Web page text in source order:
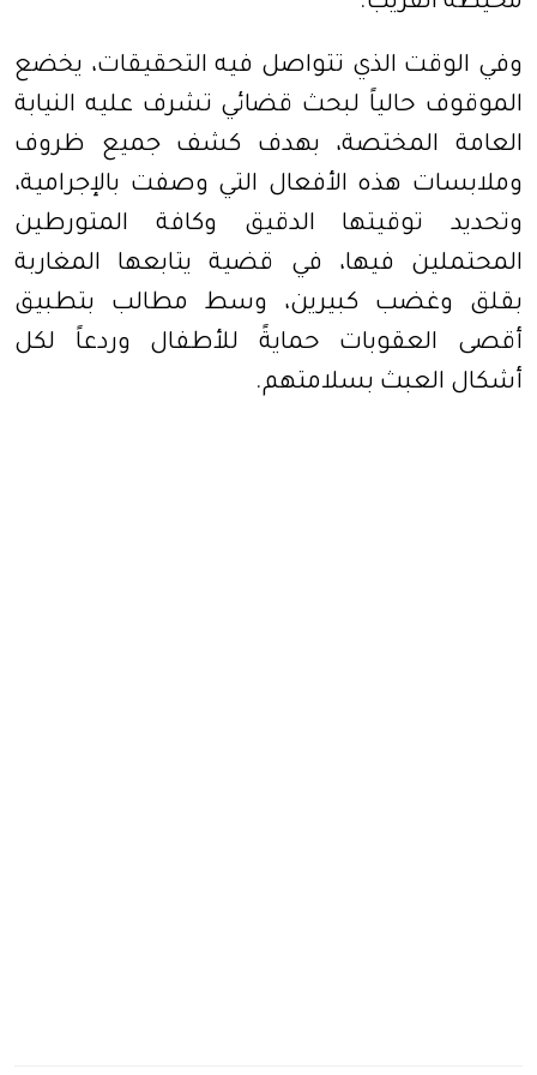
وفي الوقت الذي تتواصل فيه التحقيقات، يخضع
الموقوف حالياً لبحث قضائي تشرف عليه النيابة
العامة المختصة، بهدف كشف جميع ظروف
وملابسات هذه الأفعال التي وصفت بالإجرامية،
وتحديد توقيتها الدقيق وكافة المتورطين
المحتملين فيها، في قضية يتابعها المغاربة
بقلق وغضب كبيرين، وسط مطالب بتطبيق
أقصى العقوبات حمايةً للأطفال وردعاً لكل
أشكال العبث بسلامتهم.